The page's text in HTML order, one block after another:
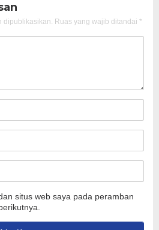
dipublikasikan. Ruas yang wajib ditandai *
situs web saya pada peramban